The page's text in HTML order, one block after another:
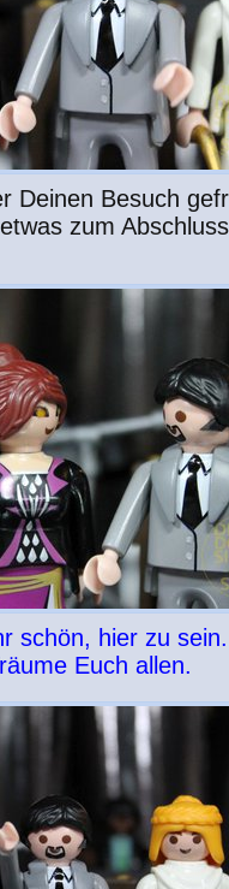
Deinen Besuch
zum
schön, hier zu sein.
Euch allen.